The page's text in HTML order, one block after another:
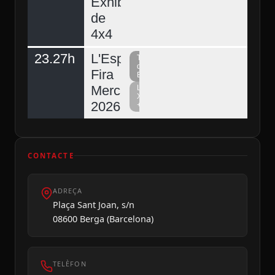
de
4x4
23.27h
L'Espunyola,
Fira
Mercat
2026
Televisió
del
Berguedà
La
Xarxa
+
CONTACTE
ADREÇA
Plaça Sant Joan, s/n
08600 Berga (Barcelona)
TELÈFON